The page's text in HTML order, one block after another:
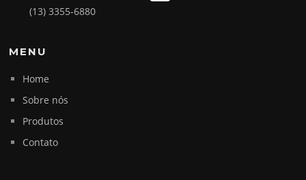
(13) 3355-6880
MENU
Home
Sobre nós
Produtos
Contato